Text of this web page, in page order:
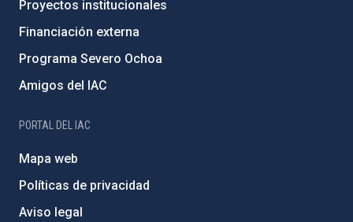
Proyectos institucionales
Financiación externa
Programa Severo Ochoa
Amigos del IAC
PORTAL DEL IAC
Mapa web
Políticas de privacidad
Aviso legal